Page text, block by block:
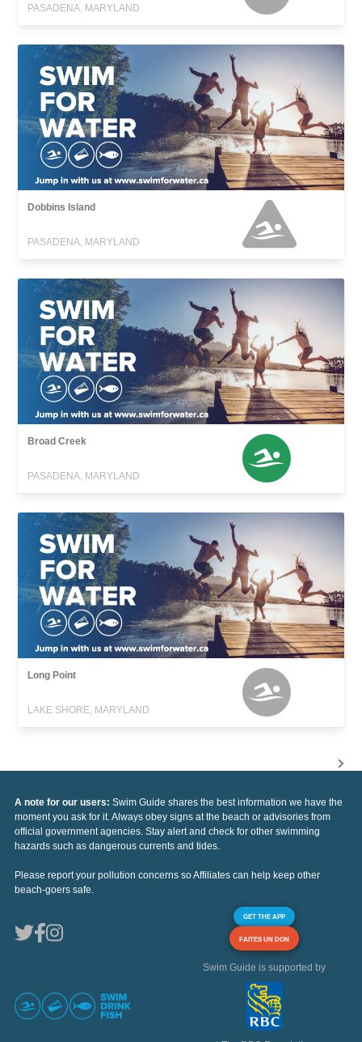
PASADENA, MARYLAND
Dobbins Island
PASADENA, MARYLAND
Broad Creek
PASADENA, MARYLAND
Long Point
LAKE SHORE, MARYLAND
A note for our users: Swim Guide shares the best information we have the
moment you ask for it. Always obey signs at the beach or advisories from
official government agencies. Stay alert and check for other swimming
hazards such as dangerous currents and tides.
Please report your pollution concerns so Affiliates can help keep other
beach-goers safe.
GET THE APP
FAITES UN DON
Swim Guide is supported by